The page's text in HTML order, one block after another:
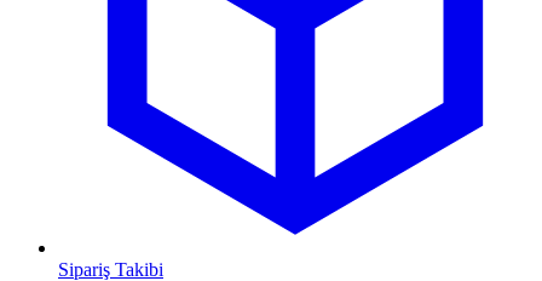
Sipariş Takibi